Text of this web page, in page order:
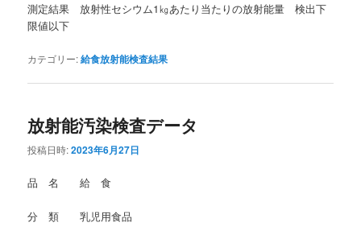
測定結果 放射性セシウム1㎏あたり当たりの放射能量 検出下
限値以下
カテゴリー:給食放射能検査結果
放射能汚染検査データ
投稿日時:2023年6月27日
品 名 給 食
分 類 乳児用食品